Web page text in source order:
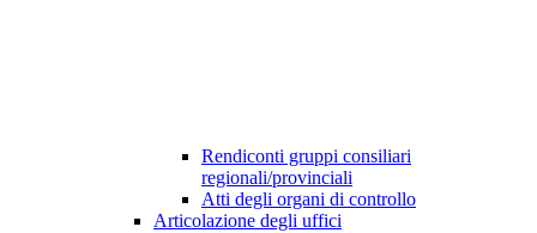
Rendiconti gruppi consiliari
regionali/provinciali
Atti degli organi di controllo
Articolazione degli uffici